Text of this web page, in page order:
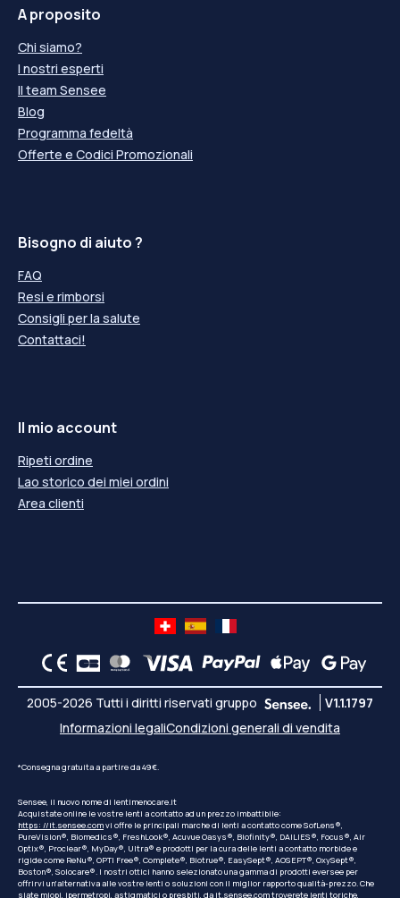
A proposito
Chi siamo?
I nostri esperti
Il team Sensee
Blog
Programma fedeltà
Offerte e Codici Promozionali
Bisogno di aiuto ?
FAQ
Resi e rimborsi
Consigli per la salute
Contattaci!
Il mio account
Ripeti ordine
Lao storico dei miei ordini
Area clienti
2005-2026 Tutti i diritti riservati gruppo
V1.1.1797
Informazioni legaliCondizioni generali di vendita
*Consegna gratuita a partire da 49€.
Sensee, il nuovo nome di lentimenocare.it
Acquistate online le vostre lenti a contatto ad un prezzo imbattibile:
https: //it.sensee.comvi offre le principali marche di lenti a contatto come SofLens®,
PureVision®, Biomedics®, FreshLook®, Acuvue Oasys®, Biofinity®, DAILIES®, Focus®, Air
Optix®, Proclear®, MyDay®, Ultra® e prodotti per la cura delle lenti a contatto morbide e
rigide come ReNu®, OPTI Free®, Complete®, Biotrue®, EasySept®, AOSEPT®, OxySept®,
Boston®, Solocare®. I nostri ottici hanno selezionato una gamma di prodotti eversee per
offrirvi un'alternativa alle vostre lenti o soluzioni con il miglior rapporto qualità-prezzo. Che
siate miopi, ipermetropi, astigmatici o presbiti, da it.sensee.comtroverete lenti toriche,